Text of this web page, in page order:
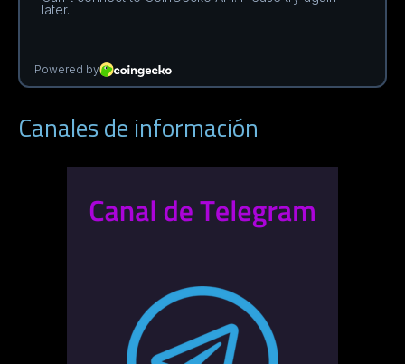
Canales de información